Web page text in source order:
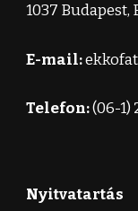
1037 Budapest,
E-mail:
Telefon:(06-1)
Nyitvatartás